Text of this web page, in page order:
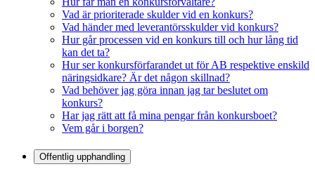
Vad är prioriterade skulder vid en konkurs?
Vad händer med leverantörsskulder vid konkurs?
Hur går processen vid en konkurs till och hur lång tid
kan det ta?
Hur ser konkursförfarandet ut för AB respektive enskild
näringsidkare? Är det någon skillnad?
Vad behöver jag göra innan jag tar beslutet om
konkurs?
Har jag rätt att få mina pengar från konkursboet?
Vem går i borgen?
Offentlig upphandling